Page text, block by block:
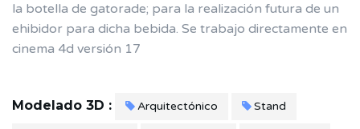
la botella de gatorade; para la realización futura de un
ehibidor para dicha bebida. Se trabajo directamente en
cinema 4d versión 17
Modelado 3D : Arquitectónico Stand